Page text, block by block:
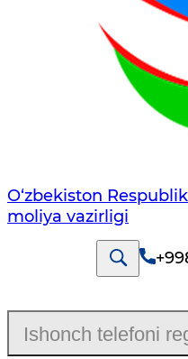
O‘zbekiston
moliya vazirligi
Ishonch telefoni